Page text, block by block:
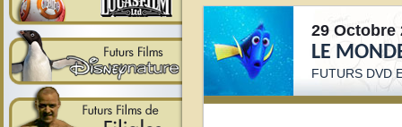
29 Octobre
LE
FUTURS DVD